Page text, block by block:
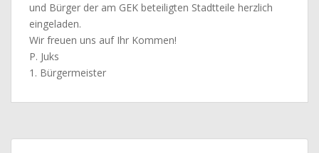
und Bürger der am GEK beteiligten Stadtteile herzlich
eingeladen.
Wir freuen uns auf Ihr Kommen!
P. Juks
1. Bürgermeister